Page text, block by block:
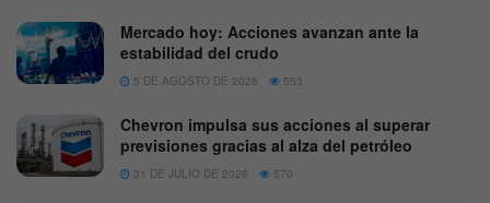
Mercado hoy: Acciones avanzan ante la
estabilidad del crudo
5 DE AGOSTO DE 2026 553
Chevron impulsa sus acciones al superar
previsiones gracias al alza del petróleo
31 DE JULIO DE 2026 570